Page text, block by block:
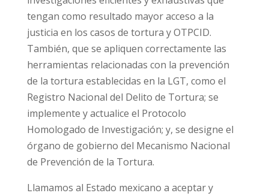
tengan como resultado mayor acceso a la
justicia en los casos de tortura y OTPCID.
También, que se apliquen correctamente las
herramientas relacionadas con la prevención
de la tortura establecidas en la LGT, como el
Registro Nacional del Delito de Tortura; se
implemente y actualice el Protocolo
Homologado de Investigación; y, se designe el
órgano de gobierno del Mecanismo Nacional
de Prevención de la Tortura.
Llamamos al Estado mexicano a aceptar y